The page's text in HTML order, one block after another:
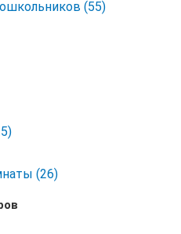
(55)
(26)